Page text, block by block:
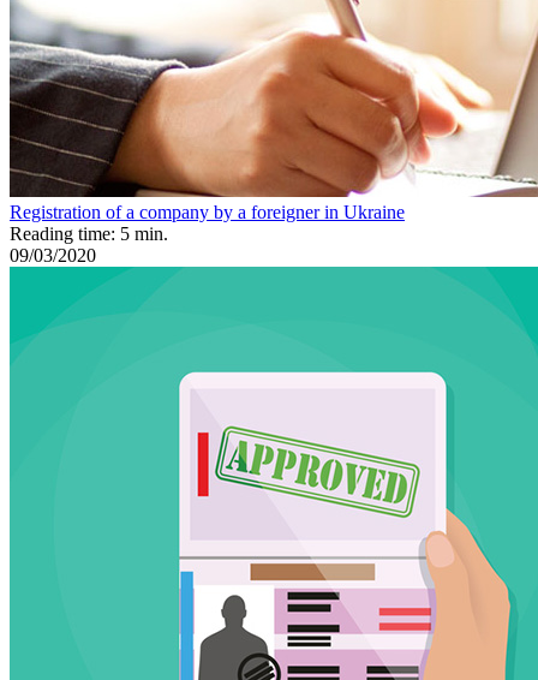
Registration of a company by a foreigner in Ukraine
Reading time: 5 min.
09/03/2020